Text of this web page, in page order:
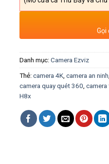
Gọi
Danh mục: Camera Ezviz
Thẻ: camera 4K camera an ninh
camera quay quét 360 camera
H8x